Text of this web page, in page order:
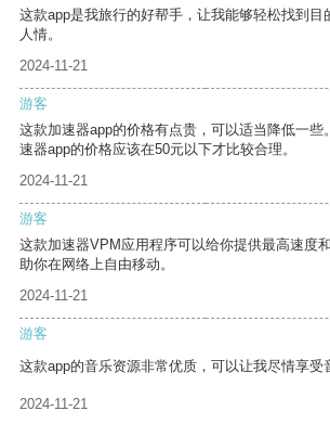
这款app是我旅行的好帮手，让我能够轻松找到目
人情。
2024-11-21
游客
这款加速器app的价格有点贵，可以适当降低一些
速器app的价格应该在50元以下才比较合理。
2024-11-21
游客
这款加速器VPM应用程序可以给你提供最高速度
助你在网络上自由移动。
2024-11-21
游客
这款app的音乐资源非常优质，可以让我尽情享受
2024-11-21